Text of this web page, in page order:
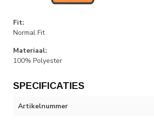
Fit:
Normal Fit
Materiaal:
100% Polyester
SPECIFICATIES
Artikelnummer